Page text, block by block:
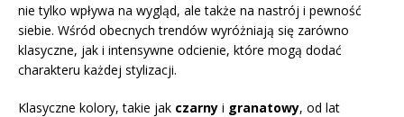
nie tylko wpływa na wygląd, ale także na nastrój i pewność
siebie. Wśród obecnych trendów wyróżniają się zarówno
klasyczne, jak i intensywne odcienie, które mogą dodać
charakteru każdej stylizacji.
Klasyczne kolory, takie jak czarny i granatowy, od lat